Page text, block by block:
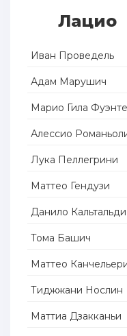
Лацио
Иван Проведель
Адам Марушич
Марио Гила
Алессио
Лука Пеллегрини
Маттео Гендузи
Данило Кальтальди
Тома Башич
Маттео
Тиджжани Нослин
Маттиа Дзакканьи